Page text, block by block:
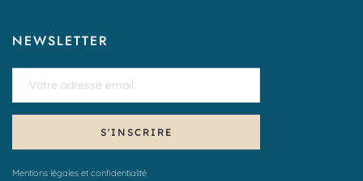
NEWSLETTER
S'INSCRIRE
Mentions légales et confidentialité